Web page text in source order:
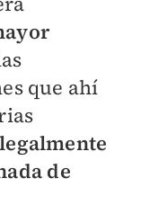
que ahí
de